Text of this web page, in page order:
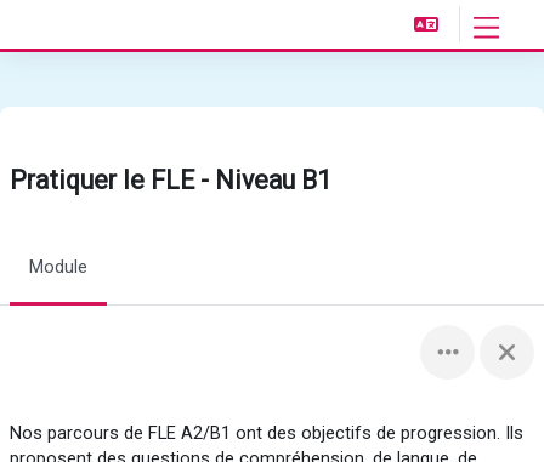
Pratiquer le FLE - Niveau B1
Module
Nos parcours de FLE A2/B1 ont des objectifs de progression. Ils